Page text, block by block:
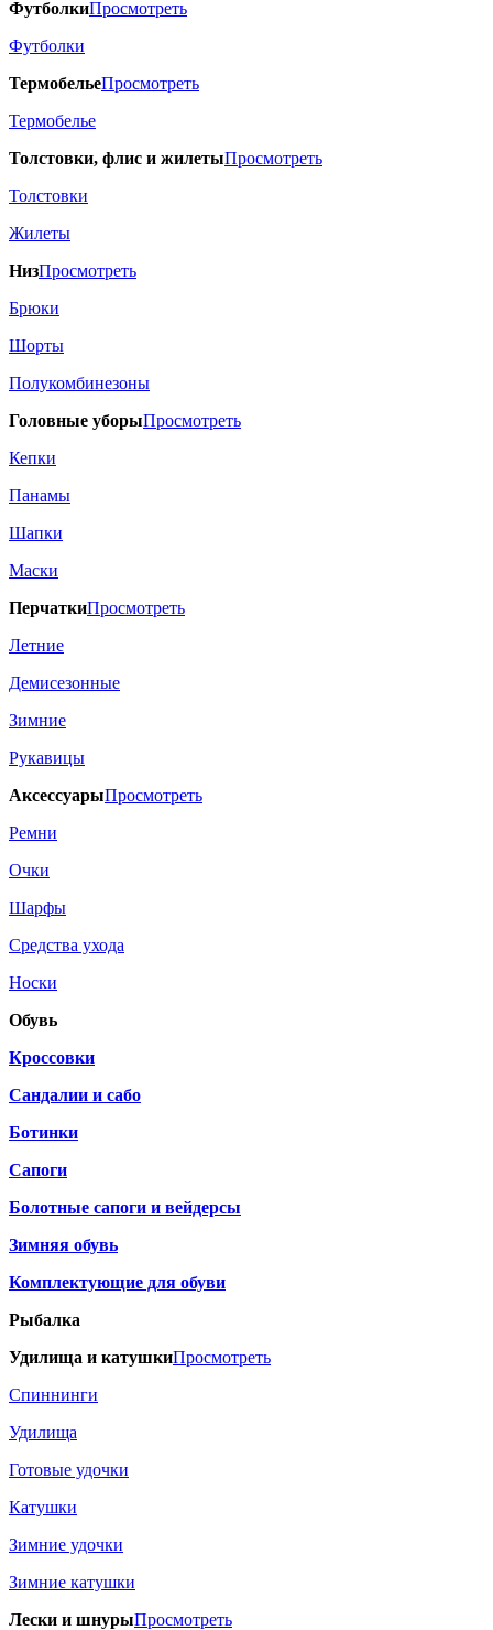
ФутболкиПросмотреть
Футболки
ТермобельеПросмотреть
Термобелье
Толстовки, флис и жилетыПросмотреть
Толстовки
Жилеты
НизПросмотреть
Брюки
Шорты
Полукомбинезоны
Головные уборыПросмотреть
Кепки
Панамы
Шапки
Маски
ПерчаткиПросмотреть
Летние
Демисезонные
Зимние
Рукавицы
АксессуарыПросмотреть
Ремни
Очки
Шарфы
Средства ухода
Носки
Обувь
Кроссовки
Сандалии и сабо
Ботинки
Сапоги
Болотные сапоги и вейдерсы
Зимняя обувь
Комплектующие для обуви
Рыбалка
Удилища и катушкиПросмотреть
Спиннинги
Удилища
Готовые удочки
Катушки
Зимние удочки
Зимние катушки
Лески и шнурыПросмотреть